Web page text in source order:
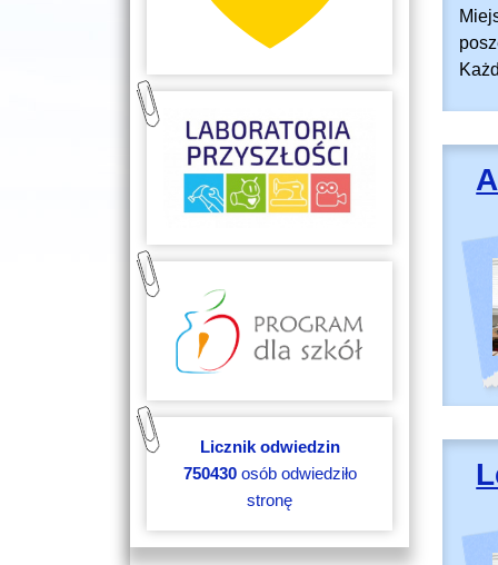
Licznik odwiedzin
750430osób odwiedziło
stronę